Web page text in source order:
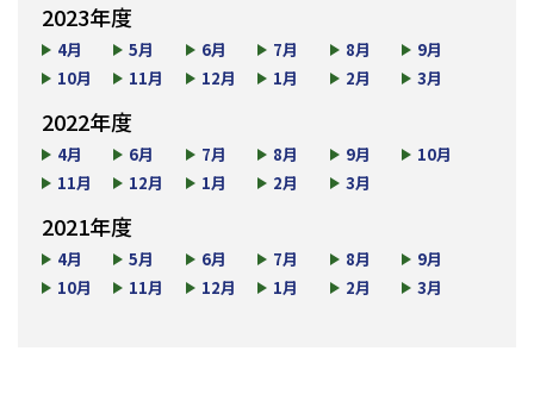
2023年度
4月 5月 6月 7月 8月
9月
10月
11月 12月 1月 2月 3月
2022年度
4月 6月 7月 8月 9月
10月
11月
12月 1月 2月 3月
2021年度
4月 5月 6月 7月 8月
9月
10月
11月 12月 1月 2月 3月